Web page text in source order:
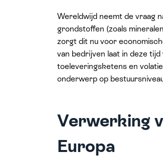
Wereldwijd neemt de vraag
grondstoffen (zoals
zorgt dit nu voor
van bedrijven laat in deze
toeleveringsketens en
onderwerp op
Verwerking
Europa